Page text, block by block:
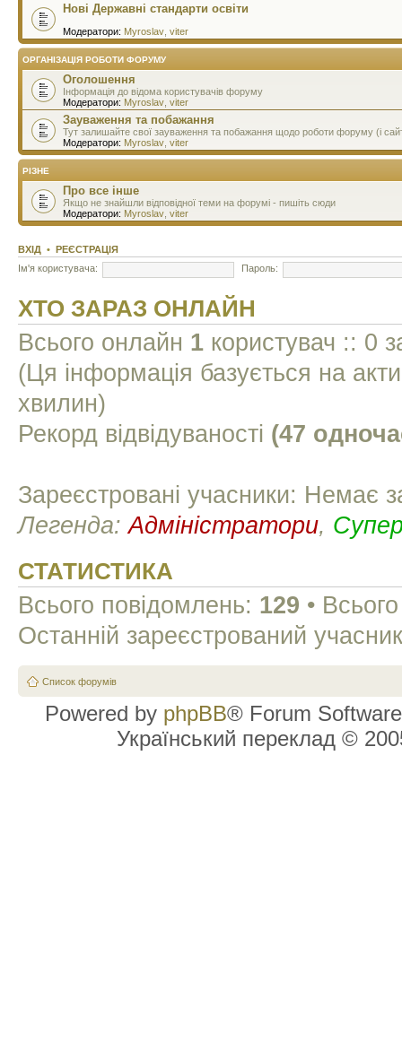
Нові Державні стандарти освіти
Модератори: Myroslav viter
ОРГАНІЗАЦІЯ РОБОТИ ФОРУМУ
Оголошення
Інформація до відома користувачів форуму
Модератори: Myroslav viter
Зауваження та побажання
Тут залишайте свої зауваження та побажання щодо роботи форуму (і
Модератори: Myroslav viter
РІЗНЕ
Про все інше
Якщо не знайшли відповідної теми на форумі - пишіть сюди
Модератори: Myroslav viter
ВХІД • РЕЄСТРАЦІЯ
Ім'я користувача:
Пароль:
ХТО ЗАРАЗ ОНЛАЙН
Всього онлайн 1 користувач :: 0
(Ця інформація базується на
хвилин)
Рекорд відвідуваності (47
Зареєстровані учасники: Немає
Легенда:Адміністратори,
СТАТИСТИКА
Всього повідомлень: 129 •
Останній зареєстрований
Список форумів
Powered by phpBB® Forum
Український переклад ©